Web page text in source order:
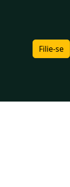
Filie-se